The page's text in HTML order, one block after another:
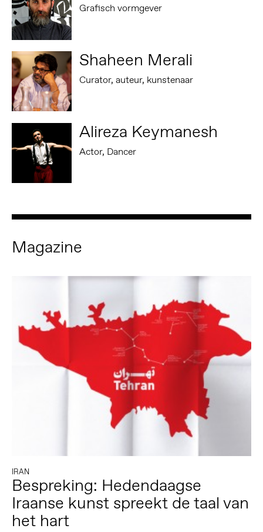
Grafisch vormgever
Shaheen Merali
Curator, auteur, kunstenaar
Alireza Keymanesh
Actor, Dancer
Magazine
IRAN
Bespreking: Hedendaagse
Iraanse kunst spreekt de taal van
het hart